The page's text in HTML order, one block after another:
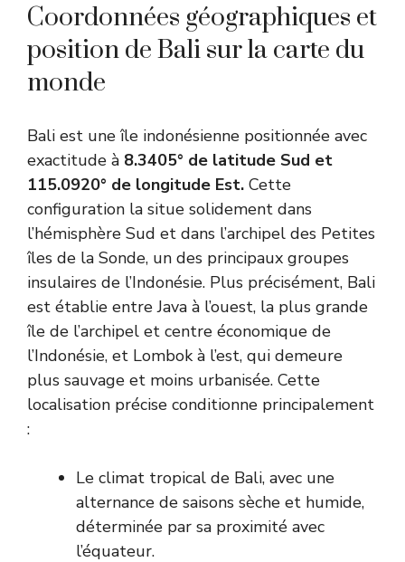
Coordonnées géographiques et
position de Bali sur la carte du
monde
Bali est une île indonésienne positionnée avec
exactitude à 8.3405° de latitude Sud et
115.0920° de longitude Est. Cette
configuration la situe solidement dans
l’hémisphère Sud et dans l’archipel des Petites
îles de la Sonde, un des principaux groupes
insulaires de l’Indonésie. Plus précisément, Bali
est établie entre Java à l’ouest, la plus grande
île de l’archipel et centre économique de
l’Indonésie, et Lombok à l’est, qui demeure
plus sauvage et moins urbanisée. Cette
localisation précise conditionne principalement
:
Le climat tropical de Bali, avec une
alternance de saisons sèche et humide,
déterminée par sa proximité avec
l’équateur.